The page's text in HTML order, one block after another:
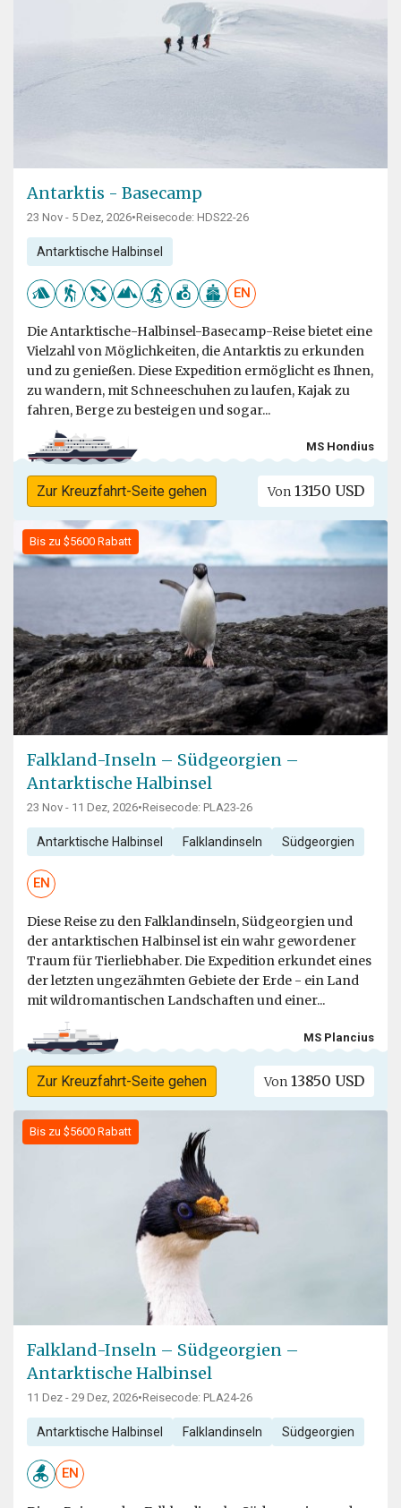
Antarktis - Basecamp
23 Nov - 5 Dez, 2026•Reisecode: HDS22-26
Antarktische Halbinsel
EN
Die Antarktische-Halbinsel-Basecamp-Reise bietet eine
Vielzahl von Möglichkeiten, die Antarktis zu erkunden
und zu genießen. Diese Expedition ermöglicht es Ihnen,
zu wandern, mit Schneeschuhen zu laufen, Kajak zu
fahren, Berge zu besteigen und sogar...
MS Hondius
Zur Kreuzfahrt-Seite gehen Von 13150 USD
Bis zu $5600 Rabatt
Falkland-Inseln – Südgeorgien –
Antarktische Halbinsel
23 Nov - 11 Dez, 2026•Reisecode: PLA23-26
Antarktische Halbinsel Falklandinseln Südgeorgien
EN
Diese Reise zu den Falklandinseln, Südgeorgien und
der antarktischen Halbinsel ist ein wahr gewordener
Traum für Tierliebhaber. Die Expedition erkundet eines
der letzten ungezähmten Gebiete der Erde - ein Land
mit wildromantischen Landschaften und einer...
MS Plancius
Zur Kreuzfahrt-Seite gehen Von 13850 USD
Bis zu $5600 Rabatt
Falkland-Inseln – Südgeorgien –
Antarktische Halbinsel
11 Dez - 29 Dez, 2026•Reisecode: PLA24-26
Antarktische Halbinsel Falklandinseln Südgeorgien
EN